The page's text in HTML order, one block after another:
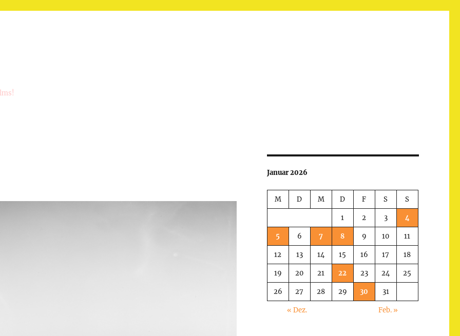
Januar 2026
M D M D F S S
1 2 3 4
5 6 7 8 9 10 11
12 13 14 15 16 17 18
19 20 21 22 23 24 25
26 27 28 29 30 31
« Dez. Feb. »